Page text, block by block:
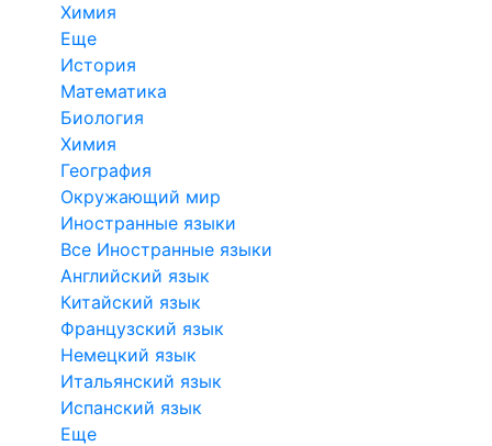
Химия
Еще
История
Математика
Биология
Химия
География
Окружающий мир
Иностранные языки
Все Иностранные языки
Английский язык
Китайский язык
Французский язык
Немецкий язык
Итальянский язык
Испанский язык
Еще